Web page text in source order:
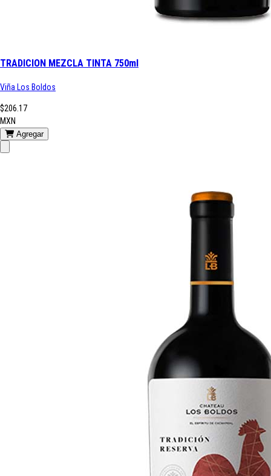
TRADICION MEZCLA TINTA 750ml
Viña Los Boldos
$206.17
MXN
Agregar